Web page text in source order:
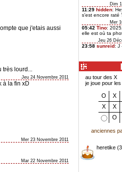
que j'etais aussi
très lourd...
Jeu 24 Novembre 2011
à la fin xD
Mer 23 Novembre 2011
Mar 22 Novembre 2011
Dim
11:29 hidden:
s'est encore raté
Mer
05:42 Tino:
elle est où ta
Jeu 26
23:58 sunreid: J
au tour des X
je joue pour les
O X
X
X
O
anciennes
heretike